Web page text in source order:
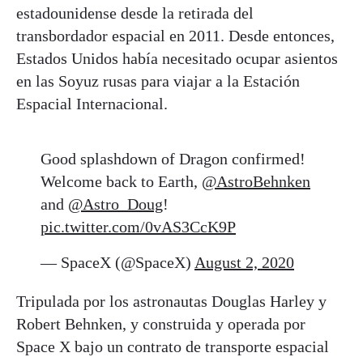
estadounidense desde la retirada del
transbordador espacial en 2011. Desde entonces,
Estados Unidos había necesitado ocupar asientos
en las Soyuz rusas para viajar a la Estación
Espacial Internacional.
Good splashdown of Dragon confirmed!
Welcome back to Earth, @AstroBehnken
and @Astro_Doug!
pic.twitter.com/0vAS3CcK9P
— SpaceX (@SpaceX) August 2, 2020
Tripulada por los astronautas Douglas Harley y
Robert Behnken, y construida y operada por
Space X bajo un contrato de transporte espacial